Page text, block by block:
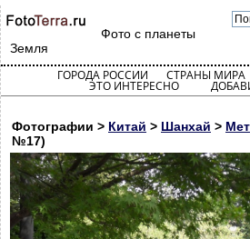
Фото с планеты
Земля
ГОРОДА РОССИИ СТРАНЫ МИРА
ЭТО ИНТЕРЕСНО
Фотографии > Китай > Шанхай >
№17)